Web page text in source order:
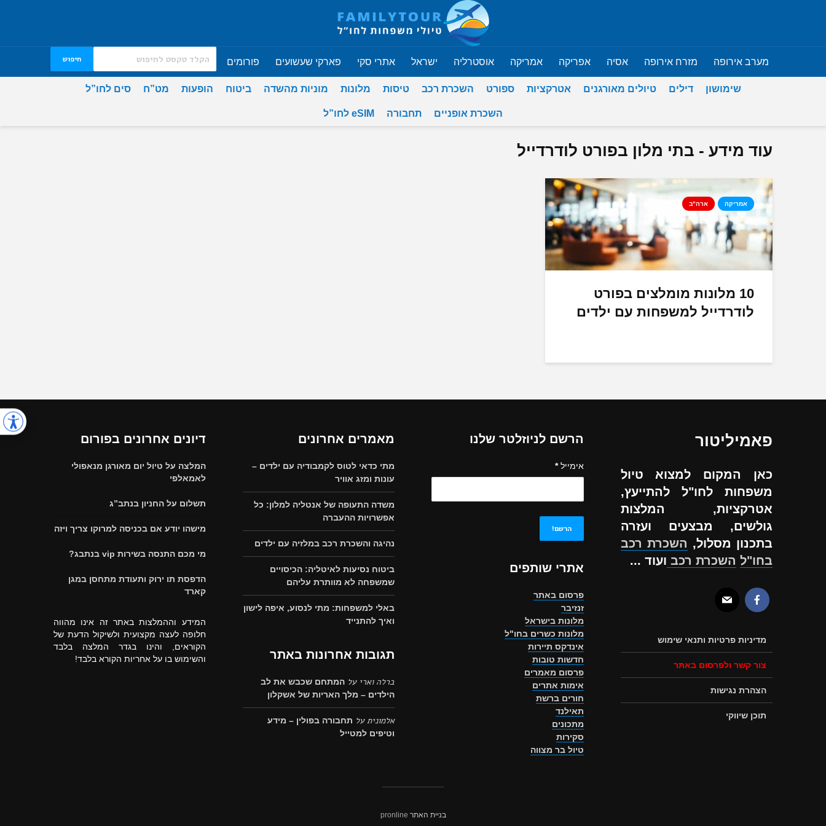
מערב אירופה מזרח אירופה אסיה אפריקה אמריקה אוסטרליה ישראל אתרי סקי פארקי שעשועים פורומים חיפוש
שימושון דילים טיולים מאורגנים אטרקציות ספורט השכרת רכב טיסות מלונות מוניות מהשדה ביטוח הופעות מט”ח סים לחו”ל
השכרת אופניים תחבורה eSIM לחו”ל
עוד מידע - בתי מלון בפורט לודרדייל
אמריקה ארה"ב
10 מלונות מומלצים בפורט
לודרדייל למשפחות עם ילדים
פאמיליטור
כאן המקום למצוא טיול
משפחות לחו"ל להתייעץ,
אטרקציות, המלצות
גולשים, מבצעים ועזרה
בתכנון מסלול, השכרת רכב
בחו"ל השכרת רכב ועוד ...
מדיניות פרטיות ותנאי שימוש
צור קשר ולפרסום באתר
הצהרת נגישות
תוכן שיווקי
הרשם לניוזלטר שלנו
אימייל*
אתרי שותפים
פרסום באתר
זנזיבר
מלונות בישראל
מלונות כשרים בחו"ל
אינדקס תיירות
חדשות טובות
פרסום מאמרים
אימות אתרים
חורים ברשת
תאילנד
מתכונים
סקירות
טיול בר מצווה
מאמרים אחרונים
מתי כדאי לטוס לקמבודיה עם ילדים –
עונות ומזג אוויר
משדה התעופה של אנטליה למלון: כל
אפשרויות ההעברה
נהיגה והשכרת רכב במלזיה עם ילדים
ביטוח נסיעות לאיטליה: הכיסויים
שמשפחה לא מוותרת עליהם
באלי למשפחות: מתי לנסוע, איפה לישון
ואיך להתנייד
תגובות אחרונות באתר
ברלה וארי על המתחם שכבש את לב
הילדים – מלך האריות של אשקלון
אלמוניתעל תחבורה בפולין – מידע
וטיפים למטייל
דיונים אחרונים בפורום
המלצה על טיול יום מאורגן מנאפולי
לאמאלפי
תשלום על החניון בנתב”ג
מישהו יודע אם בכניסה למרוקו צריך ויזה
מי מכם התנסה בשירות vip בנתבג?
הדפסת תו ירוק ותעודת מתחסן במגן
קארד
המידע וההמלצות באתר זה אינו מהווה
חלופה לעצה מקצועית ולשיקול הדעת של
הקוראים, והינו בגדר המלצה בלבד
והשימוש בו על אחריות הקורא בלבד!
בניית האתר pronline